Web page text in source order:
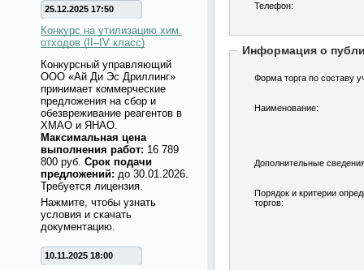
25.12.2025 17:50
Конкурс на утилизацию хим.
отходов (II–IV класс)
Конкурсный управляющий
ООО «Ай Ди Эс Дриллинг»
принимает коммерческие
предложения на сбор и
обезвреживание реагентов в
ХМАО и ЯНАО.
Максимальная цена
выполнения работ: 16 789
800 руб. Срок подачи
предложений: до 30.01.2026.
Требуется лицензия.
Нажмите, чтобы узнать
условия и скачать
документацию.
10.11.2025 18:00
Телефон:
Информация о
Форма торга по составу
Наименование:
Дополнительные
Порядок и критерии
торгов: